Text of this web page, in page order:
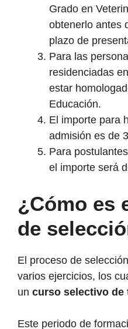
Grado en
obtenerlo antes
plazo de
Para las
residenciadas
estar
Educación.
El importe para
admisión es de
Para
el importe será
¿Cómo es
de
El proceso de
varios ejercicios, los
un curso selectivo de
Este periodo de